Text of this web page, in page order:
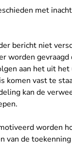
met
bericht niet
gevraagd
aan het uit
komen vast te
kan de
worden
van de